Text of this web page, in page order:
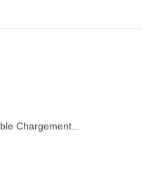
Chargement...